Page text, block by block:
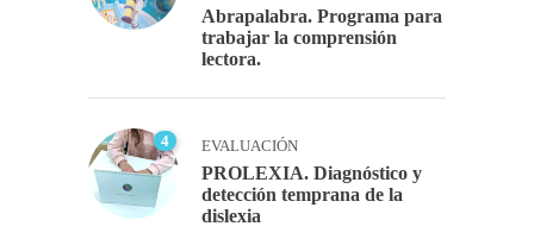
Abrapalabra. Programa para
trabajar la comprensión
lectora.
4 EVALUACIÓN
PROLEXIA. Diagnóstico y
detección temprana de la
dislexia